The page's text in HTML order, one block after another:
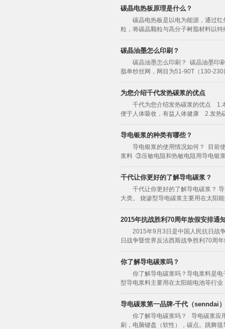
碳晶电热板原理是什么？
碳晶电热板是以电为能源，通过
粒，将碳晶颗粒与高分子树脂材料以
碳晶油墨怎么印刷？
碳晶油墨怎么印刷？ 碳晶油墨印
脂单纱丝网，网目为51-90T（130-
为您介绍千代发热碳浆的优点
千代为您介绍发热碳浆的优点 1.
便于人体吸收，有益人体健康 2.发热
导电银浆的种类有哪些？
导电银浆的使用情况如何？ 目前
浆料 ③压敏电阻和热敏电阻用导电
千代让你更好的了解导电碳浆？
千代让你更好的了解导电碳浆？
大类。 烧渗型导电碳浆主要用在太阳
2015年抗战胜利70周年放假安排通
2015年9月3日是中国人民抗日战
日战争暨世界反法西斯战争胜利70
你了解导电碳浆吗？
你了解导电碳浆吗？导电浆料是
型导电浆料主要用在太阳能电池等行
导电碳浆第一品牌-千代（senndai）
你了解导电碳浆吗？ 导电碳浆应
刷，电脑键盘（软性），碳点。跳舞